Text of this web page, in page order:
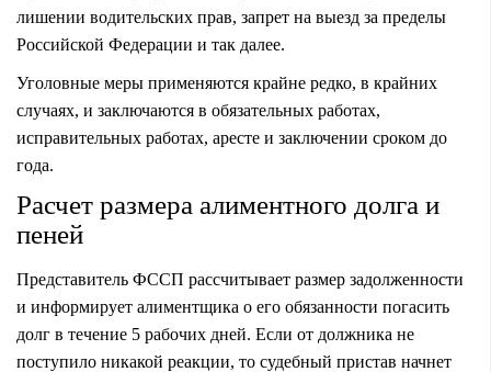
лишении водительских прав, запрет на выезд за пределы
Российской Федерации и так далее.
Уголовные меры применяются крайне редко, в крайних
случаях, и заключаются в обязательных работах,
исправительных работах, аресте и заключении сроком до
года.
Расчет размера алиментного долга и
пеней
Представитель ФССП рассчитывает размер задолженности
и информирует алиментщика о его обязанности погасить
долг в течение 5 рабочих дней. Если от должника не
поступило никакой реакции, то судебный пристав начнет